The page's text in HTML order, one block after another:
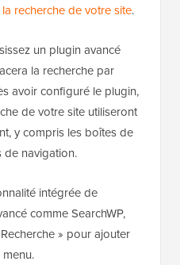
recherche de votre site.
un plugin avancé
la recherche par
avoir configuré le plugin,
de votre site utiliseront
y compris les boîtes de
de navigation.
intégrée de
comme SearchWP,
» pour ajouter